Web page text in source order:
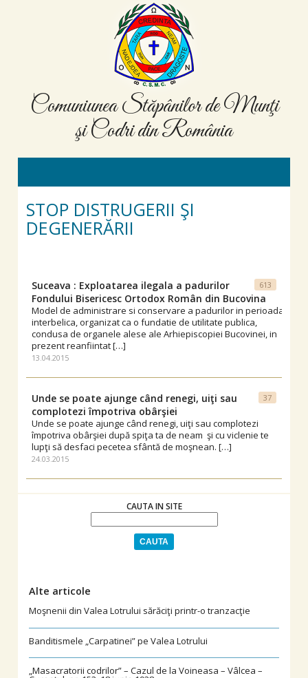
Comuniunea Stăpânilor de Munţi
şi Codri din România
STOP DISTRUGERII ŞI
DEGENERĂRII
Suceava : Exploatarea ilegala a padurilor
Fondului Bisericesc Ortodox Român din Bucovina
613
Model de administrare si conservare a padurilor in perioada
interbelica, organizat ca o fundatie de utilitate publica,
condusa de organele alese ale Arhiepiscopiei Bucovinei, in
prezent reanfiintat […]
13.04.2015
Unde se poate ajunge când renegi, uiţi sau
complotezi împotriva obârşiei
37
Unde se poate ajunge când renegi, uiţi sau complotezi
împotriva obârşiei după spiţa ta de neam şi cu viclenie te
lupţi să desfaci pecetea sfântă de moşnean. […]
24.03.2015
CAUTA IN SITE
Alte articole
Moşnenii din Valea Lotrului sărăciţi printr-o tranzacţie
Banditismele „Carpatinei” pe Valea Lotrului
„Masacratorii codrilor” – Cazul de la Voineasa – Vâlcea –